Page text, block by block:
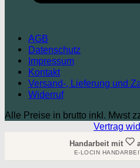
AGB
Datenschutz
Impressum
Kontakt
Versand-, Lieferung und
Widerruf
Alle Preise in brutto inkl. Mwst
Vertrag
Handarbeit mit
E-LOCIN